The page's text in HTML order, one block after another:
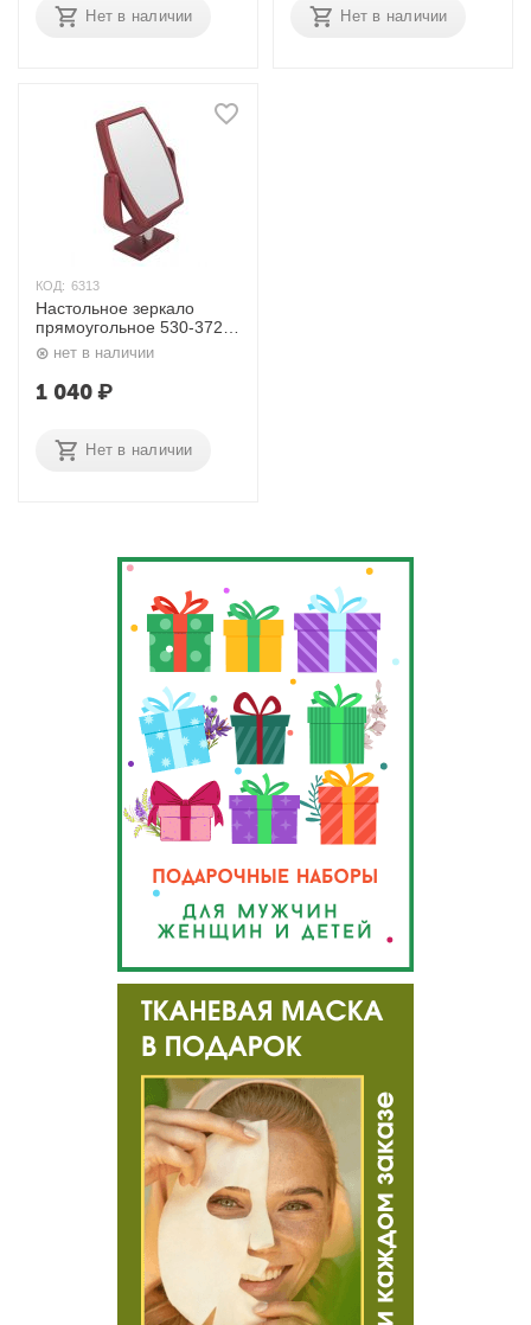
Нет в наличии Нет в наличии
КОД: 6313
Настольное зеркало
прямоугольное 530-3729
Beiron
нет в наличии
1 040₽
Нет в наличии